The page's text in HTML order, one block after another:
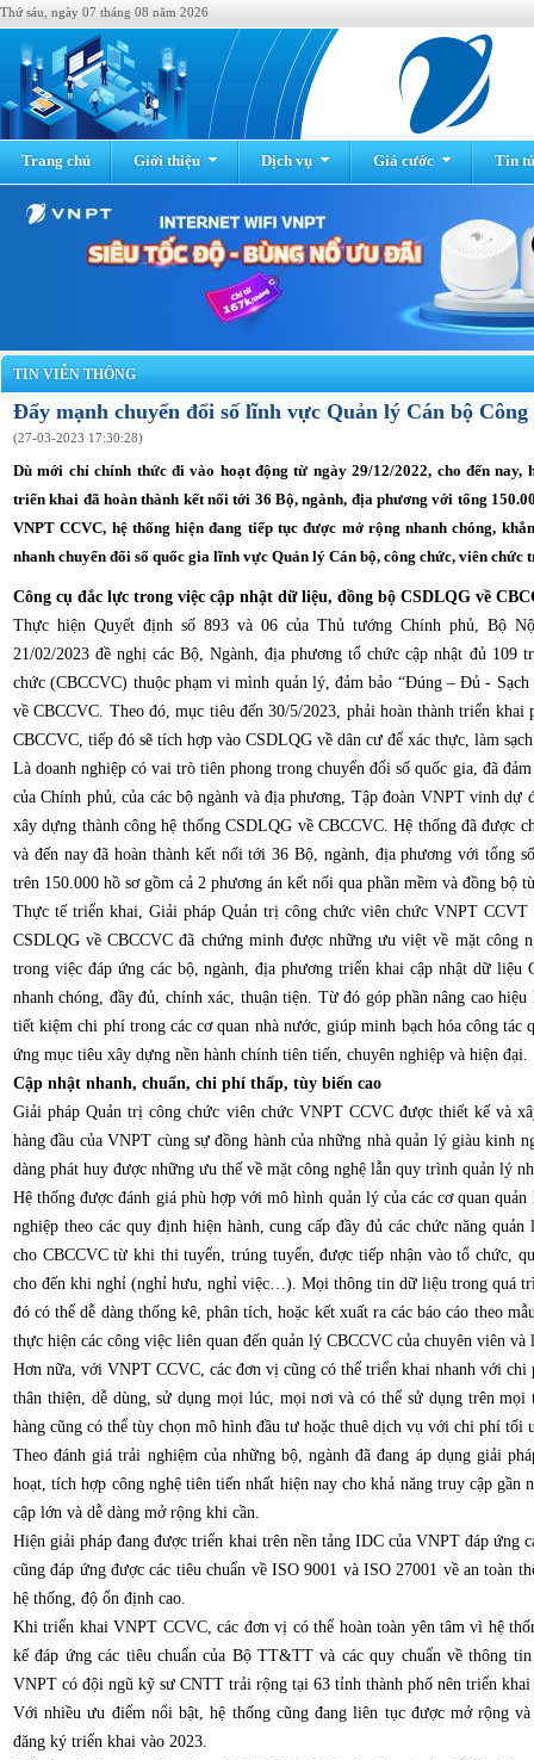
Thứ sáu, ngày 07 tháng 08 năm 2026
Trang chủ Giới thiệu Dịch vụ Giá cước Tin
TIN VIỄN THÔNG
Đẩy mạnh chuyển đổi số lĩnh vực Quản lý Cán bộ
(27-03-2023 17:30:28)
Dù mới chỉ chính thức đi vào hoạt động từ ngày 29/12/2022, cho đến nay,
triển khai đã hoàn thành kết nối tới 36 Bộ, ngành, địa phương với tổng
VNPT CCVC, hệ thống hiện đang tiếp tục được mở rộng nhanh chóng,
nhanh chuyển đổi số quốc gia lĩnh vực Quản lý Cán bộ, công chức, viên
Công cụ đắc lực trong việc cập nhật dữ liệu, đồng bộ CSDLQG về
Thực hiện Quyết định số 893 và 06 của Thủ tướng Chính phủ, Bộ
21/02/2023 đề nghị các Bộ, Ngành, địa phương tổ chức cập nhật đủ 109
chức (CBCCVC) thuộc phạm vi mình quản lý, đảm bảo “Đúng – Đủ -
về CBCCVC. Theo đó, mục tiêu đến 30/5/2023, phải hoàn thành triển
CBCCVC, tiếp đó sẽ tích hợp vào CSDLQG về dân cư để xác thực, làm
Là doanh nghiệp có vai trò tiên phong trong chuyển đổi số quốc gia, đã
của Chính phủ, của các bộ ngành và địa phương, Tập đoàn VNPT vinh
xây dựng thành công hệ thống CSDLQG về CBCCVC. Hệ thống đã được
và đến nay đã hoàn thành kết nối tới 36 Bộ, ngành, địa phương với tổng
trên 150.000 hồ sơ gồm cả 2 phương án kết nối qua phần mềm và đồng bộ
Thực tế triển khai, Giải pháp Quản trị công chức viên chức VNPT CCVT
CSDLQG về CBCCVC đã chứng minh được những ưu việt về mặt công
trong việc đáp ứng các bộ, ngành, địa phương triển khai cập nhật dữ liệu
nhanh chóng, đầy đủ, chính xác, thuận tiện. Từ đó góp phần nâng cao
tiết kiệm chi phí trong các cơ quan nhà nước, giúp minh bạch hóa công tác
ứng mục tiêu xây dựng nền hành chính tiên tiến, chuyên nghiệp và hiện đại.
Cập nhật nhanh, chuẩn, chi phí thấp, tùy biến cao
Giải pháp Quản trị công chức viên chức VNPT CCVC được thiết kế và
hàng đầu của VNPT cùng sự đồng hành của những nhà quản lý giàu kinh
dàng phát huy được những ưu thế về mặt công nghệ lẫn quy trình quản lý
Hệ thống được đánh giá phù hợp với mô hình quản lý của các cơ quan
nghiệp theo các quy định hiện hành, cung cấp đầy đủ các chức năng
cho CBCCVC từ khi thi tuyển, trúng tuyển, được tiếp nhận vào tổ chức,
cho đến khi nghỉ (nghỉ hưu, nghỉ việc…). Mọi thông tin dữ liệu trong quá
đó có thể dễ dàng thống kê, phân tích, hoặc kết xuất ra các báo cáo theo
thực hiện các công việc liên quan đến quản lý CBCCVC của chuyên viên và
Hơn nữa, với VNPT CCVC, các đơn vị cũng có thể triển khai nhanh với chi
thân thiện, dễ dùng, sử dụng mọi lúc, mọi nơi và có thể sử dụng trên mọi
hàng cũng có thể tùy chọn mô hình đầu tư hoặc thuê dịch vụ với chi phí
Theo đánh giá trải nghiệm của những bộ, ngành đã đang áp dụng giải
hoạt, tích hợp công nghệ tiên tiến nhất hiện nay cho khả năng truy cập
cập lớn và dễ dàng mở rộng khi cần.
Hiện giải pháp đang được triển khai trên nền tảng IDC của VNPT đáp ứng
cũng đáp ứng được các tiêu chuẩn về ISO 9001 và ISO 27001 về an toàn
hệ thống, độ ổn định cao.
Khi triển khai VNPT CCVC, các đơn vị có thể hoàn toàn yên tâm vì hệ
kế đáp ứng các tiêu chuẩn của Bộ TT&TT và các quy chuẩn về thông
VNPT có đội ngũ kỹ sư CNTT trải rộng tại 63 tỉnh thành phố nên triển khai
Với nhiều ưu điểm nổi bật, hệ thống cũng đang liên tục được mở rộng
đăng ký triển khai vào 2023.